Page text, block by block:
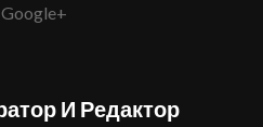
Google+
И Редактор